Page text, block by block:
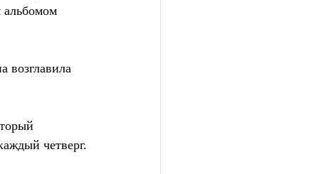
альбомом
возглавила
четверг.